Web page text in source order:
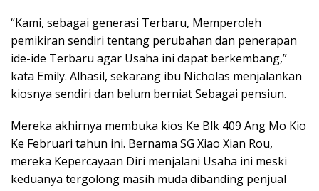
“Kami, sebagai generasi Terbaru, Memperoleh
pemikiran sendiri tentang perubahan dan penerapan
ide-ide Terbaru agar Usaha ini dapat berkembang,”
kata Emily. Alhasil, sekarang ibu Nicholas menjalankan
kiosnya sendiri dan belum berniat Sebagai pensiun.
Mereka akhirnya membuka kios Ke Blk 409 Ang Mo Kio
Ke Februari tahun ini. Bernama SG Xiao Xian Rou,
mereka Kepercayaan Diri menjalani Usaha ini meski
keduanya tergolong masih muda dibanding penjual